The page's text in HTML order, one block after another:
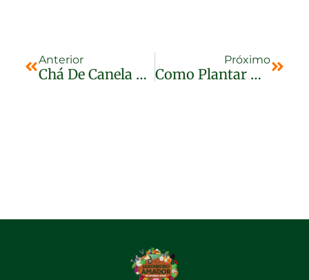
Anterior
Chá De Canela Em Pau
Próximo
Como Plantar Açafrão Da Terra